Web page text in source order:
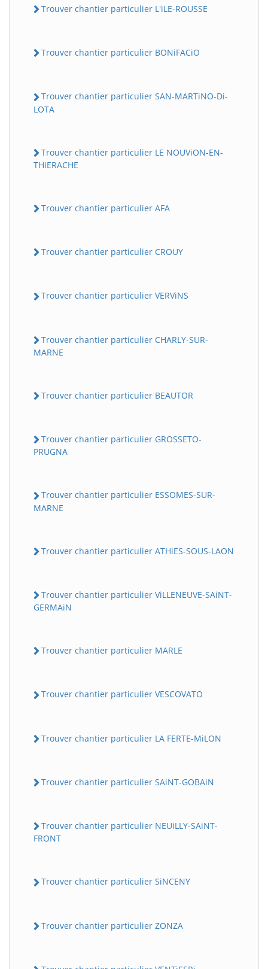
Trouver chantier particulier L'iLE-ROUSSE
Trouver chantier particulier BONiFACiO
Trouver chantier particulier SAN-MARTiNO-Di-
LOTA
Trouver chantier particulier LE NOUViON-EN-
THiERACHE
Trouver chantier particulier AFA
Trouver chantier particulier CROUY
Trouver chantier particulier VERViNS
Trouver chantier particulier CHARLY-SUR-
MARNE
Trouver chantier particulier BEAUTOR
Trouver chantier particulier GROSSETO-
PRUGNA
Trouver chantier particulier ESSOMES-SUR-
MARNE
Trouver chantier particulier ATHiES-SOUS-LAON
Trouver chantier particulier ViLLENEUVE-SAiNT-
GERMAiN
Trouver chantier particulier MARLE
Trouver chantier particulier VESCOVATO
Trouver chantier particulier LA FERTE-MiLON
Trouver chantier particulier SAiNT-GOBAiN
Trouver chantier particulier NEUiLLY-SAiNT-
FRONT
Trouver chantier particulier SiNCENY
Trouver chantier particulier ZONZA